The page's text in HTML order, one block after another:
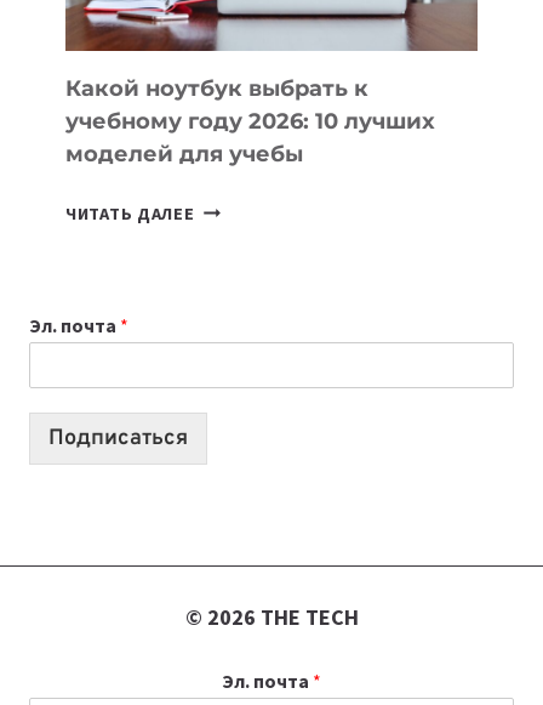
СЛОЖНОГО
КОДА
Какой ноутбук выбрать к
учебному году 2026: 10 лучших
моделей для учебы
ЧИТАТЬ ДАЛЕЕ КАКОЙ
2026:
10
Эл. почта *
Подписаться
© 2026 THE TECH
Эл. почта *